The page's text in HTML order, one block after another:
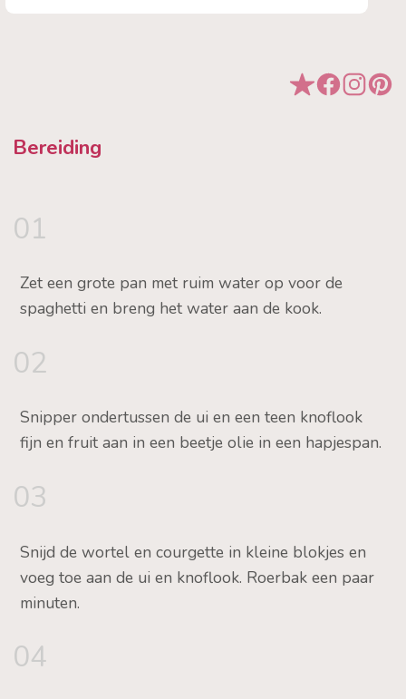
Bereiding
01
Zet een grote pan met ruim water op voor de
spaghetti en breng het water aan de kook.
02
Snipper ondertussen de ui en een teen knoflook
fijn en fruit aan in een beetje olie in een hapjespan.
03
Snijd de wortel en courgette in kleine blokjes en
voeg toe aan de ui en knoflook. Roerbak een paar
minuten.
04